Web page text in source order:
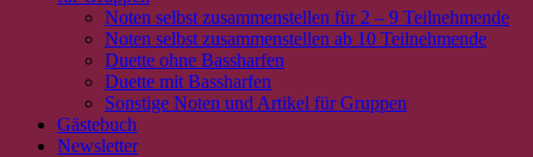
Noten selbst zusammenstellen für 2 – 9 Teilnehmende
Noten selbst zusammenstellen ab 10 Teilnehmende
Duette ohne Bassharfen
Duette mit Bassharfen
Sonstige Noten und Artikel für Gruppen
Gästebuch
Newsletter